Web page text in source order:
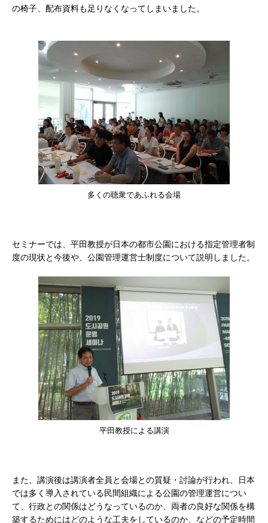
の椅子、配布資料も足りなくなってしまいました。
多くの聴衆であふれる会場
セミナーでは、平田教授が日本の都市公園における指定管理者制
度の現状と今後や、公園管理運営士制度について説明しました。
平田教授による講演
また、講演後は講演者全員と会場との質疑・討論が行われ、日本
では多く導入されている民間組織による公園の管理運営につい
て、行政との関係はどうなっているのか、両者の良好な関係を構
築するためにはどのような工夫をしているのか、などの予定時間